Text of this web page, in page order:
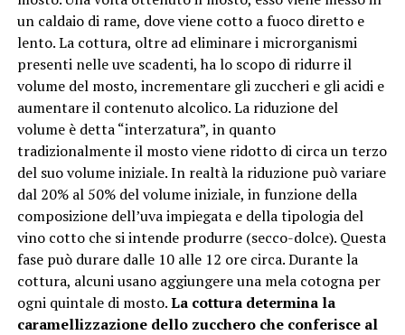
un caldaio di rame, dove viene cotto a fuoco diretto e
lento. La cottura, oltre ad eliminare i microrganismi
presenti nelle uve scadenti, ha lo scopo di ridurre il
volume del mosto, incrementare gli zuccheri e gli acidi e
aumentare il contenuto alcolico. La riduzione del
volume è detta “interzatura”, in quanto
tradizionalmente il mosto viene ridotto di circa un terzo
del suo volume iniziale. In realtà la riduzione può variare
dal 20% al 50% del volume iniziale, in funzione della
composizione dell’uva impiegata e della tipologia del
vino cotto che si intende produrre (secco-dolce). Questa
fase può durare dalle 10 alle 12 ore circa. Durante la
cottura, alcuni usano aggiungere una mela cotogna per
ogni quintale di mosto.La cottura determina la
caramellizzazione dello zucchero che conferisce al